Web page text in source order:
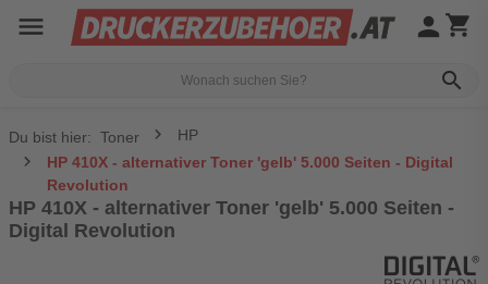
menu
search
person shopping_cart
Du bist hier: Toner
HP
HP 410X - alternativer Toner 'gelb' 5.000 Seiten - Digital
Revolution
HP 410X - alternativer Toner 'gelb' 5.000 Seiten -
Digital Revolution